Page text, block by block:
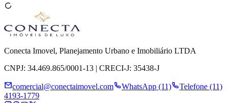
Conecta Imovel, Planejamento Urbano e Imobiliário LTDA
CNPJ: 34.469.865/0001-13 | CRECI-J: 35438-J
comercial@conectaimovel.com WhatsApp (11)
Telefone (11)
4193-1779